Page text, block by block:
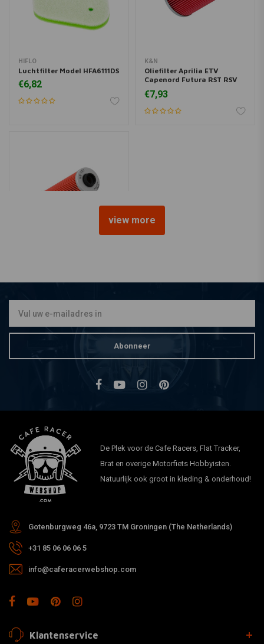
HIFLO
Luchtfilter Model HFA6111DS
€6,82
K&N
Oliefilter Aprilia ETV
Capenord Futura RST RSV
Mille 1000
€7,93
view more
Abonneer
De Plek voor de Cafe Racers, Flat Tracker,
Brat en overige Motorfiets Hobbyisten.
Natuurlijk ook groot in kleding & onderhoud!
Gotenburgweg 46a, 9723 TM Groningen (The Netherlands)
+31 85 06 06 06 5
info@caferacerwebshop.com
Klantenservice